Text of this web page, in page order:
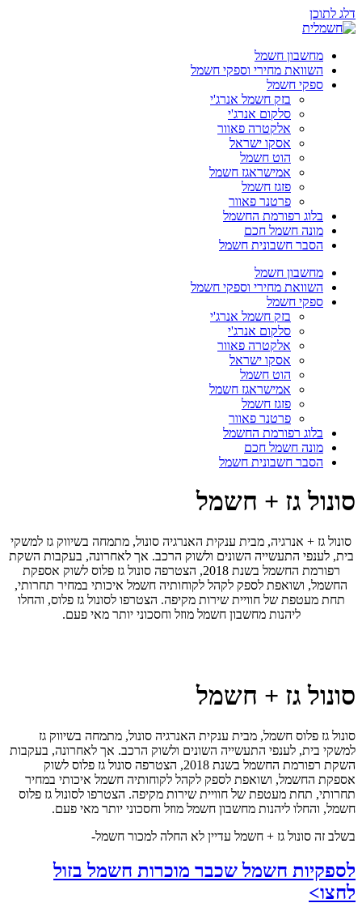
דלג לתוכן
מחשבון חשמל
השוואת מחירי וספקי חשמל
ספקי חשמל
בזק חשמל אנרג'י
סלקום אנרג'י
אלקטרה פאוור
אסקו ישראל
הוט חשמל
אמישראגז חשמל
פזגז חשמל
פרטנר פאוור
בלוג רפורמת החשמל
מונה חשמל חכם
הסבר חשבונית חשמל
מחשבון חשמל
השוואת מחירי וספקי חשמל
ספקי חשמל
בזק חשמל אנרג'י
סלקום אנרג'י
אלקטרה פאוור
אסקו ישראל
הוט חשמל
אמישראגז חשמל
פזגז חשמל
פרטנר פאוור
בלוג רפורמת החשמל
מונה חשמל חכם
הסבר חשבונית חשמל
סונול גז + חשמל
סונול גז + אנרגיה, מבית ענקית האנרגיה סונול, מתמחה בשיווק גז למשקי
בית, לענפי התעשייה השונים ולשוק הרכב. אך לאחרונה, בעקבות השקת
רפורמת החשמל בשנת 2018, הצטרפה סונול גז פלוס לשוק אספקת
החשמל, ושואפת לספק לקהל לקוחותיה חשמל איכותי במחיר תחרותי,
תחת מעטפת של חוויית שירות מקיפה. הצטרפו לסונול גז פלוס, והחלו
ליהנות מחשבון חשמל מוזל וחסכוני יותר מאי פעם.
סונול גז + חשמל
סונול גז פלוס חשמל, מבית ענקית האנרגיה סונול, מתמחה בשיווק גז
למשקי בית, לענפי התעשייה השונים ולשוק הרכב. אך לאחרונה, בעקבות
השקת רפורמת החשמל בשנת 2018, הצטרפה סונול גז פלוס לשוק
אספקת החשמל, ושואפת לספק לקהל לקוחותיה חשמל איכותי במחיר
תחרותי, תחת מעטפת של חוויית שירות מקיפה. הצטרפו לסונול גז פלוס
חשמל, והחלו ליהנות מחשבון חשמל מוזל וחסכוני יותר מאי פעם.
בשלב זה סונול גז + חשמל עדיין לא החלה למכור חשמל-
לספקיות חשמל שכבר מוכרות חשמל בזול
לחצו>